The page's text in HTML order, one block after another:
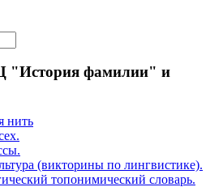
"История фамилии" и
нить
(викторины по лингвистике).
топонимический словарь.